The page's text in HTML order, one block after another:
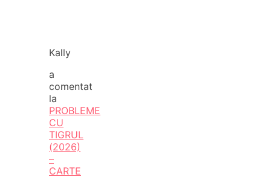
Kally
a
comentat
la
PROBLEME
CU
TIGRUL
(2026)
–
CARTE